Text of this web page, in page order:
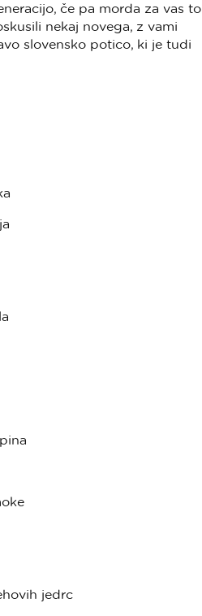
če pa morda za vas to
nekaj novega, z vami
slovensko potico, ki je tudi
jedrc